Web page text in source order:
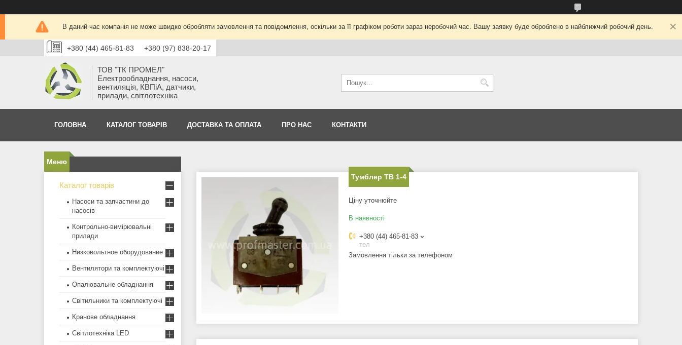
В даний час компанія не може швидко обробляти замовлення та повідомлення, оскільки за її графіком роботи зараз неробочий час. Вашу заявку буде оброблено в найближчий робочий день.
+380 (44) 465-81-83 +380 (97) 838-20-17
ТОВ "ТК ПРОМЕЛ"
Електрообладнання, насоси,
вентиляція, КВПіА, датчики,
прилади, світлотехніка
ГОЛОВНА КАТАЛОГ ТОВАРІВ ДОСТАВКА ТА ОПЛАТА ПРО НАС КОНТАКТИ
Тумблер ТВ 1-4
Ціну уточнюйте
В наявності
+380 (44) 465-81-83
тел
Замовлення тільки за телефоном
Каталог товарів
Насоси та запчастини до
насосів
Контрольно-вимірювальні
прилади
Низковольтное оборудование
Вентилятори та комплектуючі
Опалювальне обладнання
Світильники та комплектуючі
Кранове обладнання
Світлотехніка LED